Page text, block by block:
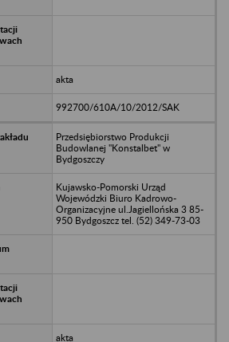
akta
992700/610A/10/2012/SAK
Przedsiębiorstwo Produkcji
Budowlanej "Konstalbet" w
Bydgoszczy
Kujawsko-Pomorski Urząd
Wojewódzki Biuro Kadrowo-
Organizacyjne ul.Jagiellońska 3 85-
950 Bydgoszcz tel. (52) 349-73-03
akta